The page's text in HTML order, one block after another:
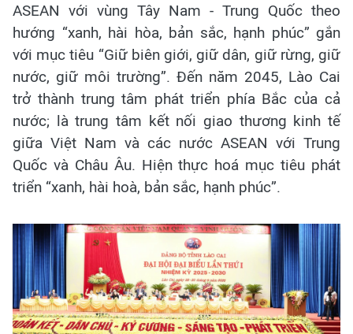
ASEAN với vùng Tây Nam - Trung Quốc theo
hướng “xanh, hài hòa, bản sắc, hạnh phúc” gắn
với mục tiêu “Giữ biên giới, giữ dân, giữ rừng, giữ
nước, giữ môi trường”. Đến năm 2045, Lào Cai
trở thành trung tâm phát triển phía Bắc của cả
nước; là trung tâm kết nối giao thương kinh tế
giữa Việt Nam và các nước ASEAN với Trung
Quốc và Châu Âu. Hiện thực hoá mục tiêu phát
triển “xanh, hài hoà, bản sắc, hạnh phúc”.